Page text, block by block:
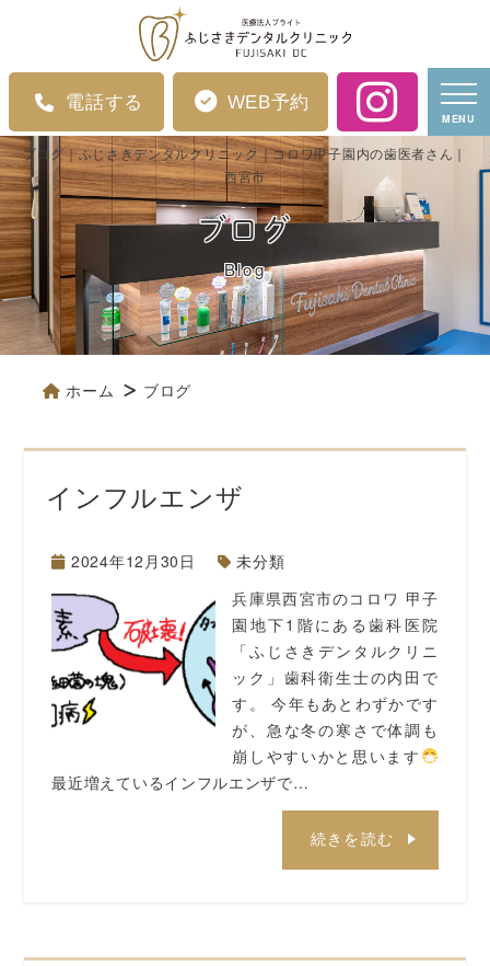
電話する WEB予約
MENU
ブログ
Blog
ブログ｜ふじさきデンタルクリニック｜コロワ甲子園内の歯医者さん｜
西宮市
ホーム ブログ
インフルエンザ
2024年12月30日
未分類
兵庫県西宮市のコロワ 甲子
園地下1階にある歯科医院
「ふじさきデンタルクリニ
ック」歯科衛生士の内田で
す。 今年もあとわずかです
が、急な冬の寒さで体調も
崩しやすいかと思います
最近増えているインフルエンザで…
続きを読む